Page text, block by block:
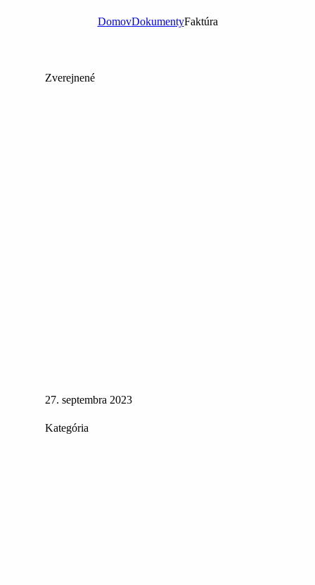
DomovDokumentyFaktúra
Zverejnené
27. septembra 2023
Kategória